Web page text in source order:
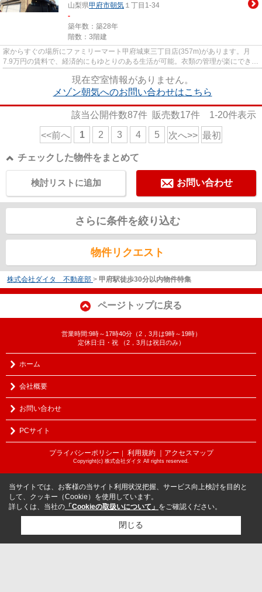
山梨県甲府市朝気 １丁目1-34
-
築年数：築28年
階数：3階建
家からすぐの場所にファミリーマート甲府城東三丁目店(357m)があります。月
7.9万円の賃料で、経済的にもゆとりのある生活が可能。衣類の管理が楽にできる
現在空室情報がありません。
メゾン朝気へのお問い合わせはこちら
該当公開件数87件 販売数17件 1-20件表示
<<前へ 1 2 3 4 5 次へ>> 最初
チェックした物件をまとめて
お問い合わせ
検討リストに追加
さらに条件を絞り込む
物件リクエスト
株式会社ダイタ 不動産部 > 甲府駅徒歩30分以内物件特集
ページトップに戻る
営業時間:9時～17時40分（2，3月は9時～19時）
定休日:日・祝 （2，3月は祝日のみ）
ホーム
会社概要
お問い合わせ
PCサイト
プライバシーポリシー ｜ 利用規約 ｜アクセスマップ
Copyright(c) 株式会社ダイタ All rights reserved.
当サイトでは、お客様の当サイト利用状況把握、サービス向上検討を目的と
して、クッキー（Cookie）を使用しています。
詳しくは、当社の 「Cookieの取扱いについて」 をご確認ください。
閉じる